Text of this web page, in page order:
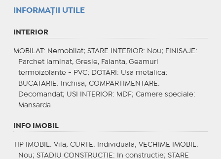
INFORMAŢII UTILE
INTERIOR
MOBILAT : Nemobilat; STARE INTERIOR: Nou; FINISAJE :
Parchet laminat, Gresie, Faianta, Geamuri
termoizolante - PVC;
DOTARI : Usa metalica;
BUCATARIE : Inchisa; COMPARTIMENTARE :
Decomandat; USI INTERIOR: MDF; Camere speciale:
Mansarda
INFO IMOBIL
TIP IMOBIL : Vila; CURTE : Individuala; VECHIME IMOBIL :
Nou; STADIU CONSTRUCTIE : In constructie; STARE